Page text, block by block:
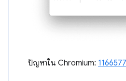
ปัญหาใน Chromium: 1166577